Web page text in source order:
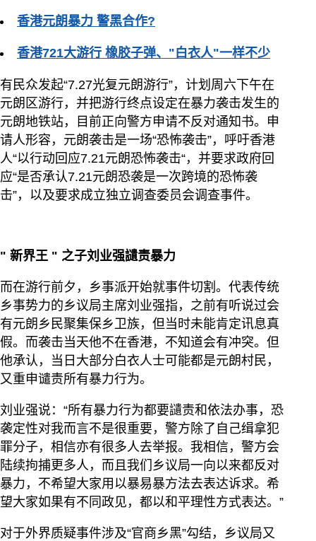
香港元朗暴力 警黑合作?
香港721大游行 橡胶子弹、"白衣人"一样不少
有民众发起“7.27光复元朗游行”，计划周六下午在
元朗区游行，并把游行终点设定在暴力袭击发生的
元朗地铁站，目前正向警方申请不反对通知书。申
请人形容，元朗袭击是一场“恐怖袭击”，呼吁香港
人“以行动回应7.21元朗恐怖袭击“，并要求政府回
应“是否承认7.21元朗恐袭是一次跨境的恐怖袭
击”，以及要求成立独立调查委员会调查事件。
" 新界王 " 之子刘业强讉责暴力
而在游行前夕，乡事派开始就事件切割。代表传统
乡事势力的乡议局主席刘业强指，之前有听说过会
有元朗乡民聚集保乡卫族，但当时未能肯定讯息真
假。而袭击当天他不在香港，不知道会有冲突。但
他承认，当日大部分白衣人士可能都是元朗村民，
又重申谴责所有暴力行为。
刘业强说：“所有暴力行为都要讉责和依法办事，恐
袭定性对我而言不是很重要，警方除了自己缉拿犯
罪分子，相信亦有很多人去举报。我相信，警方会
陆续拘捕更多人，而且我们乡议局一向以来都反对
暴力，不希望大家用以暴易暴方法去表达诉求。希
望大家如果有不同政见，都以和平理性方式表达。”
对于外界质疑事件涉及“官商乡黑”勾结，乡议局又